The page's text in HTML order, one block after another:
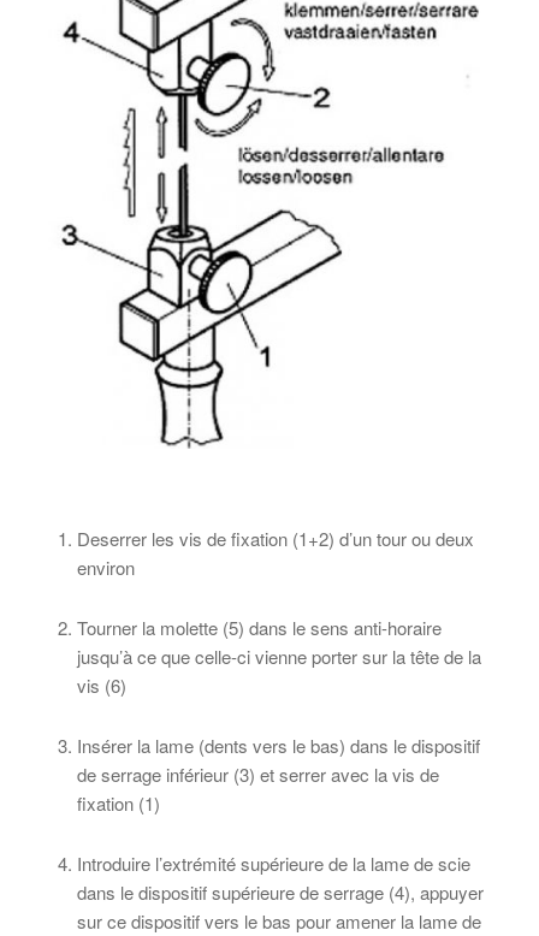
Deserrer les vis de fixation (1+2) d’un tour ou deux
environ
Tourner la molette (5) dans le sens anti-horaire
jusqu’à ce que celle-ci vienne porter sur la tête de la
vis (6)
Insérer la lame (dents vers le bas) dans le dispositif
de serrage inférieur (3) et serrer avec la vis de
fixation (1)
Introduire l’extrémité supérieure de la lame de scie
dans le dispositif supérieure de serrage (4), appuyer
sur ce dispositif vers le bas pour amener la lame de